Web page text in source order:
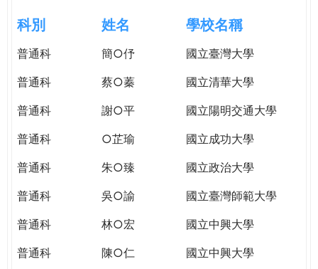
格。
e
r
e
科別 姓名 學校名稱
普通科 簡○伃
國立臺灣大學
普通科
蔡○蓁
國立清華大學
普通科
謝○平
國立陽明交通大學
普通科
○芷瑜
國立成功大學
普通科
朱○臻
國立政治大學
普通科
吳○諭
國立臺灣師範大學
普通科
林○宏
國立中興大學
普通科
陳○仁
國立中興大學